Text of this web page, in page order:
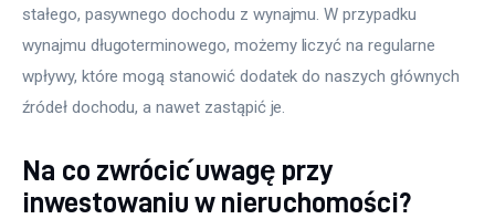
stałego, pasywnego dochodu z wynajmu. W przypadku
wynajmu długoterminowego, możemy liczyć na regularne
wpływy, które mogą stanowić dodatek do naszych głównych
źródeł dochodu, a nawet zastąpić je.
Na co zwrócić uwagę przy
inwestowaniu w nieruchomości?